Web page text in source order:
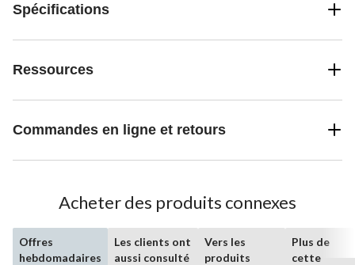
Spécifications
Ressources
Commandes en ligne et retours
Acheter des produits connexes
Offres
hebdomadaires
Les clients ont
aussi consulté
Vers les
produits
Plus de
cette